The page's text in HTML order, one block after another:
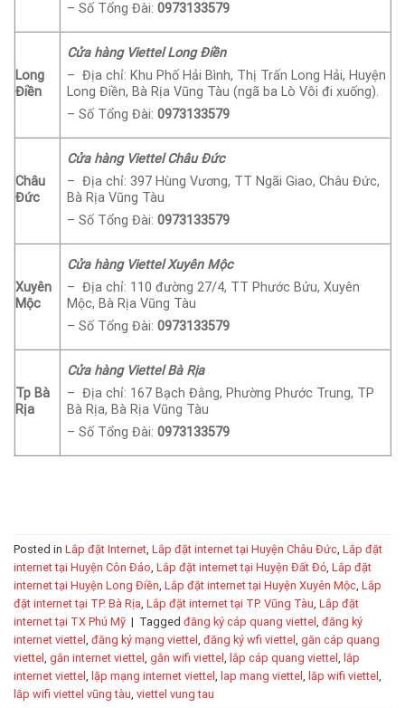
– Số Tổng Đài:0973133579
Long
Điền
Cửa hàng Viettel Long Điền
– Địa chỉ: Khu Phố Hải Bình, Thị Trấn Long Hải, Huyện
Long Điền, Bà Rịa Vũng Tàu (ngã ba Lò Vôi đi xuống).
– Số Tổng Đài:0973133579
Châu
Đức
Cửa hàng Viettel Châu Đức
– Địa chỉ: 397 Hùng Vương, TT Ngãi Giao, Châu Đức,
Bà Rịa Vũng Tàu
– Số Tổng Đài:0973133579
Xuyên
Mộc
Cửa hàng Viettel Xuyên Mộc
– Địa chỉ: 110 đường 27/4, TT Phước Bửu, Xuyên
Mộc, Bà Rịa Vũng Tàu
– Số Tổng Đài:0973133579
Tp Bà
Rịa
Cửa hàng Viettel Bà Rịa
– Địa chỉ: 167 Bạch Đằng, Phường Phước Trung, TP
Bà Rịa, Bà Rịa Vũng Tàu
– Số Tổng Đài:0973133579
Posted in Lắp đặt Internet, Lắp đặt internet tại Huyện Châu Đức, Lắp đặt
internet tại Huyện Côn Đảo, Lắp đặt internet tại Huyện Đất Đỏ, Lắp đặt
internet tại Huyện Long Điền, Lắp đặt internet tại Huyện Xuyên Mộc, Lắp
đặt internet tại TP. Bà Rịa, Lắp đặt internet tại TP. Vũng Tàu, Lắp đặt
internet tại TX Phú Mỹ | Tagged đăng ký cáp quang viettel , đăng ký
internet viettel , đăng ký mạng viettel , đăng ký wfi viettel , găn cáp quang
viettel , gắn internet viettel , gắn wifi viettel , lắp cáp quang viettel , lắp
internet viettel , lặp mạng internet viettel , lap mang viettel , lăp wifi viettel ,
lắp wifi viettel vũng tàu, viettel vung tau